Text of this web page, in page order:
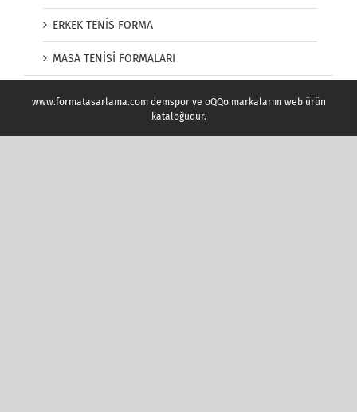
ERKEK TENİS FORMA
MASA TENİSİ FORMALARI
www.formatasarlama.com demspor ve oQQo markalarıın web ürün
kataloğudur.